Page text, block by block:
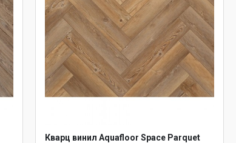
Кварц винил Aquafloor Space Parquet